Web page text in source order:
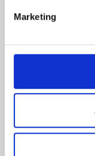
Marketing4 O PIÙ
🌿 RESIDENZA FLORENTIA